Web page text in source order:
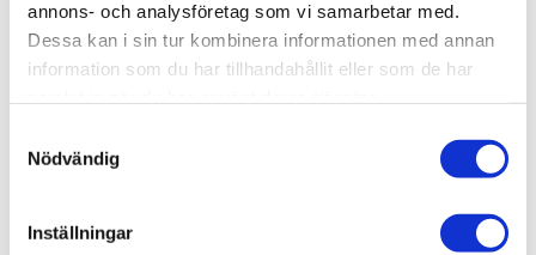
annons- och analysföretag som vi samarbetar med.
Dessa kan i sin tur kombinera informationen med annan
information som du har tillhandahållit eller som de har
Nödvändig
Inställningar
Omdömen
Baserat på 0 betyg.